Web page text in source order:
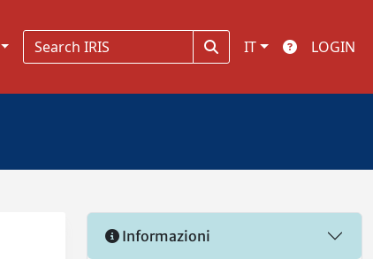
IT LOGIN
Informazioni